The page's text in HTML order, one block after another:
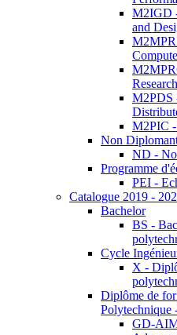
M2IGD
and
Research
M2PDS
M2PIC
Non
ND -
Programme
PEI -
Catalogue 2019 -
Bachelor
BS -
Cycle
X -
Diplôme de
GD-